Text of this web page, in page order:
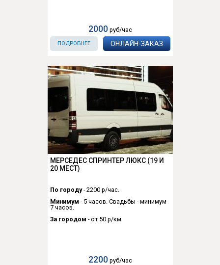
2000 руб/час
ПОДРОБНЕЕ ОНЛАЙН-ЗАКАЗ
МЕРСЕДЕС СПРИНТЕР ЛЮКС (19 И
20 МЕСТ)
По городу- 2200 р/час.
Минимум - 5 часов. Свадьбы - минимум
7 часов.
За городом - от 50 р/км
2200 руб/час